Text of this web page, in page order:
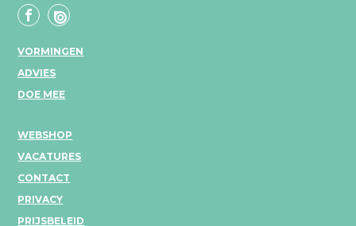
VORMINGEN
ADVIES
DOE MEE
WEBSHOP
VACATURES
CONTACT
PRIVACY
PRIJSBELEID